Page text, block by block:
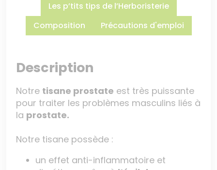
Les p’tits tips de l’Herboristerie
Composition
Précautions d'emploi
Description
Notre tisane prostate est très puissante
pour traiter les problèmes masculins liés à
la prostate.
Notre tisane possède :
un effet anti-inflammatoire et